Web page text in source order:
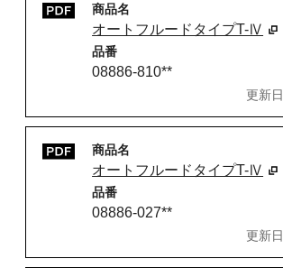
商品名
オートフルードタイプT-Ⅳ
品番
08886-810**
更新日
商品名
オートフルードタイプT-Ⅳ
品番
08886-027**
更新日